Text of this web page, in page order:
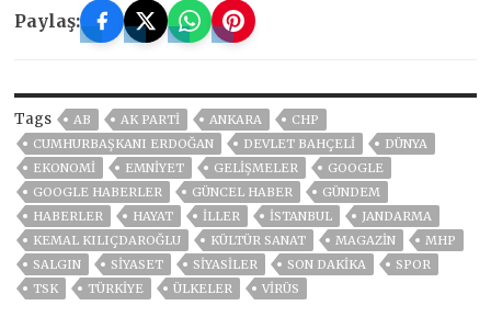
Paylaş:
Tags AB AK PARTİ ANKARA
CHP
CUMHURBAŞKANI ERDOĞAN
DEVLET BAHÇELİ
DÜNYA
EKONOMİ
EMNİYET GELIŞMELER
GOOGLE
GOOGLE HABERLER
GÜNCEL HABER
GÜNDEM
HABERLER
HAYAT İLLER ISTANBUL
JANDARMA
KEMAL KILIÇDAROĞLU
KÜLTÜR SANAT MAGAZİN
MHP
SALGIN
SİYASET SİYASİLER SON DAKIKA
SPOR
TSK
TÜRKİYE ÜLKELER VIRÜS